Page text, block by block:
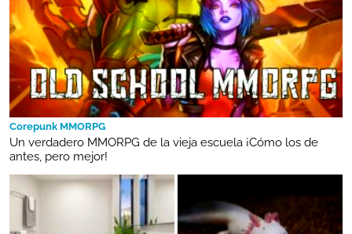
Corepunk MMORPG
Un verdadero MMORPG de la vieja escuela ¡Cómo los de
antes, pero mejor!